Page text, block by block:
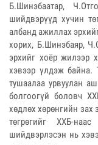
Б.Шинэбаатар,
шийдвэрүүд хүчин
албанд ажиллах
хорих, Б.Шинэбаяр,
эрхийг хоёр жилээр
хэвээр үлдэж байна.
тушаалаа урвуулан
болгоогүй боловч
хөдлөх хөрөнгийн зах
төгрөгийг ХХБ-
шийдвэрлэсэн нь